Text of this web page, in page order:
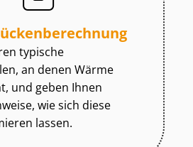
typische
an denen Wärme
und geben Ihnen
wie sich diese
lassen.